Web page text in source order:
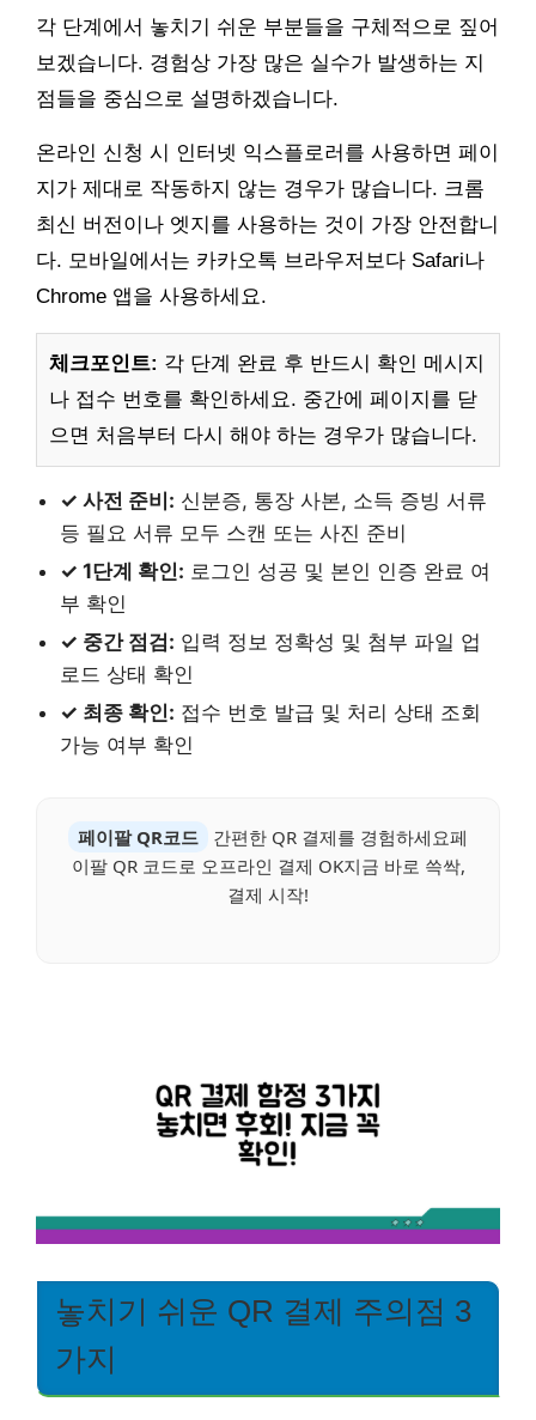
각 단계에서 놓치기 쉬운 부분들을 구체적으로 짚어
보겠습니다. 경험상 가장 많은 실수가 발생하는 지
점들을 중심으로 설명하겠습니다.
온라인 신청 시 인터넷 익스플로러를 사용하면 페이
지가 제대로 작동하지 않는 경우가 많습니다. 크롬
최신 버전이나 엣지를 사용하는 것이 가장 안전합니
다. 모바일에서는 카카오톡 브라우저보다 Safari나
Chrome 앱을 사용하세요.
체크포인트: 각 단계 완료 후 반드시 확인 메시지
나 접수 번호를 확인하세요. 중간에 페이지를 닫
으면 처음부터 다시 해야 하는 경우가 많습니다.
✓ 사전 준비: 신분증, 통장 사본, 소득 증빙 서류
등 필요 서류 모두 스캔 또는 사진 준비
✓ 1단계 확인: 로그인 성공 및 본인 인증 완료 여
부 확인
✓ 중간 점검: 입력 정보 정확성 및 첨부 파일 업
로드 상태 확인
✓ 최종 확인: 접수 번호 발급 및 처리 상태 조회
가능 여부 확인
페이팔 QR코드
간편한 QR 결제를 경험하세요페
이팔 QR 코드로 오프라인 결제 OK지금 바로 쓱싹,
결제 시작!
놓치기 쉬운 QR 결제 주의점 3
가지